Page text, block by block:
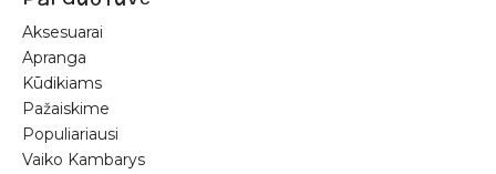
Aksesuarai
Apranga
Kūdikiams
Pažaiskime
Populiariausi
Vaiko Kambarys